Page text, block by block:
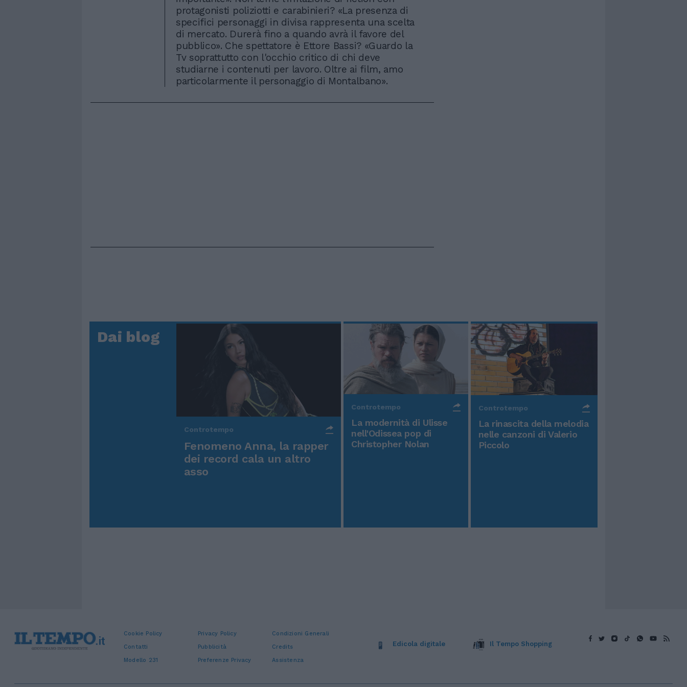
protagonisti poliziotti e carabinieri? «La presenza di
specifici personaggi in divisa rappresenta una scelta
di mercato. Durerà fino a quando avrà il favore del
pubblico». Che spettatore è Ettore Bassi? «Guardo la
Tv soprattutto con l'occhio critico di chi deve
studiarne i contenuti per lavoro. Oltre ai film, amo
particolarmente il personaggio di Montalbano».
Dai blog
Controtempo
Fenomeno Anna, la rapper
dei record cala un altro
asso
Controtempo
La modernità di Ulisse
nell'Odissea pop di
Christopher Nolan
Controtempo
La rinascita della melodia
nelle canzoni di Valerio
Piccolo
Cookie Policy Privacy Policy
Condizioni Generali
Contatti
Pubblicità
Credits
Modello 231
Preferenze Privacy Assistenza
Edicola digitale Il Tempo Shopping